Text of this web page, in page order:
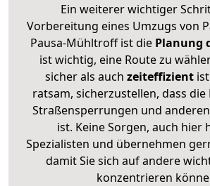
Ein weiterer wichtiger
Vorbereitung eines Umzugs von
Pausa-Mühltroff ist diePlanung
ist wichtig, eine Route zu
sicher als auch zeiteffizient
ratsam, sicherzustellen, dass
Straßensperrungen und
ist. Keine Sorgen, auch hier
Spezialisten und übernehmen
damit Sie sich auf andere
konzentrieren